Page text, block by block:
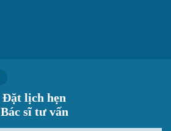
Đặt lịch hẹn
Bác sĩ tư vấn